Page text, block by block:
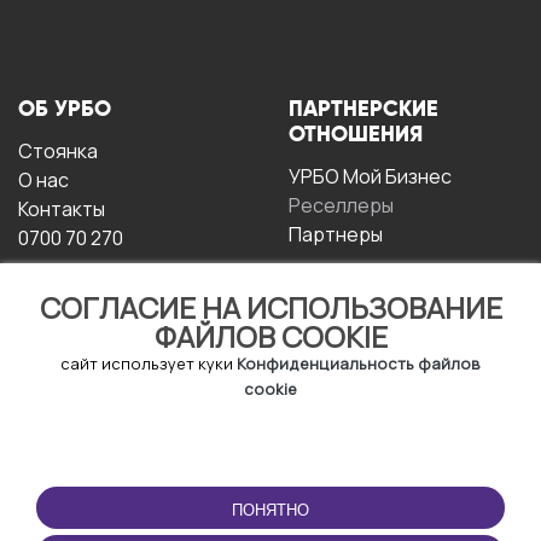
СОГЛАСИЕ НА ИСПОЛЬЗОВАНИЕ
ФАЙЛОВ COOKIE
сайт использует куки Конфиденциальность файлов
cookie
ПОНЯТНО
ОБ УРБО
Стоянка
О нас
Контакты
0700 70 270
ПАРТНЕРСКИЕ
ОТНОШЕНИЯ
УРБО Мой Бизнес
Реселлеры
Партнеры
ЭКСПЛУАТАЦИИ
Условия и положения
ПРИЛОЖЕНИЕ